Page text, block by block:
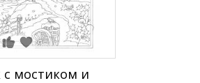
мостиком и